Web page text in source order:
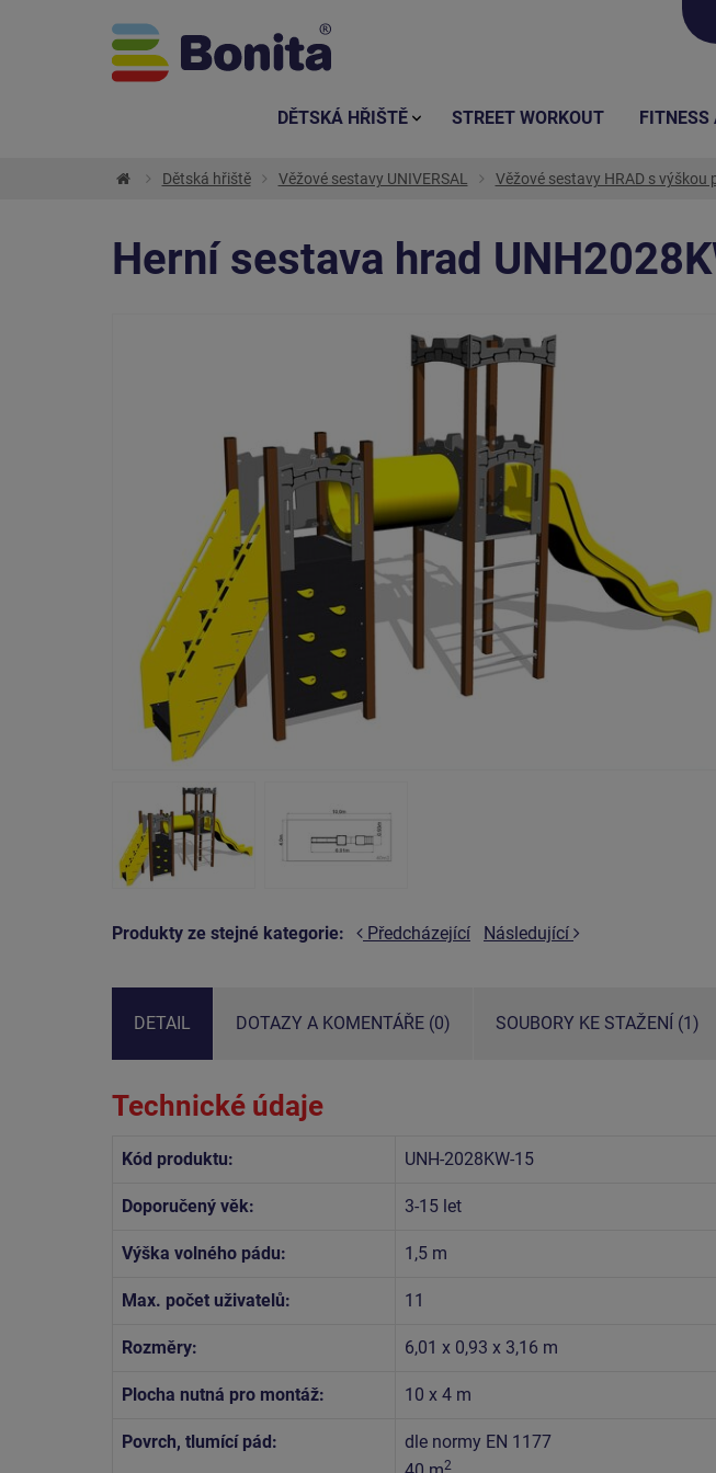
Dětská hřiště Věžové sestavy UNIVERSAL Věžové sestavy HRAD s výškou
Herní sestava hrad
Produkty ze stejné kategorie: Předcházející Následující
DETAIL DOTAZY A KOMENTÁŘE (0) SOUBORY KE STAŽENÍ (1)
Technické údaje
Kód produktu: UNH-2028KW-15
Doporučený věk: 3-15 let
Výška volného pádu: 1,5 m
Max. počet uživatelů: 11
Rozměry: 6,01 x 0,93 x 3,16 m
Plocha nutná pro montáž: 10 x 4 m
Povrch, tlumící pád:
dle normy EN 1177
2
DĚTSKÁ HŘIŠTĚ STREET WORKOUT FITNESS